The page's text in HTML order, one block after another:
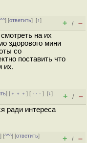
] [ответить][↑]
+ / –
на их
здорового мини
со
поставить что
их.
] [ ﹢﹢﹢] [ · · ·][↓]
+ / –
ради интереса
] [^^^] [ответить]
+ / –